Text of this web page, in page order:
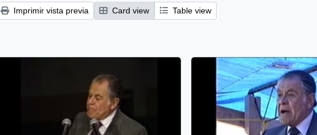
Imprimir vista previa Card view Table view